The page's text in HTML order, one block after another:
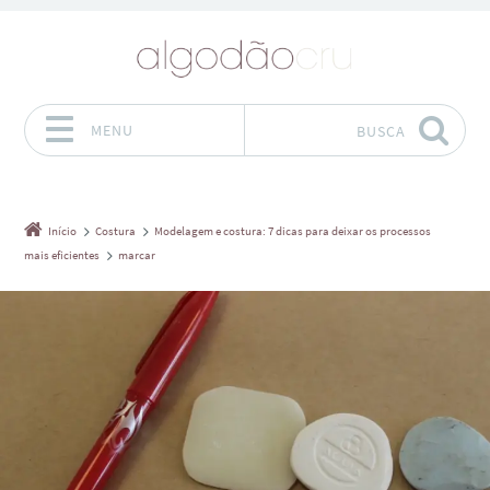
MENU BUSCA
Início Costura
Modelagem e costura: 7 dicas para deixar os processos
mais eficientes
marcar